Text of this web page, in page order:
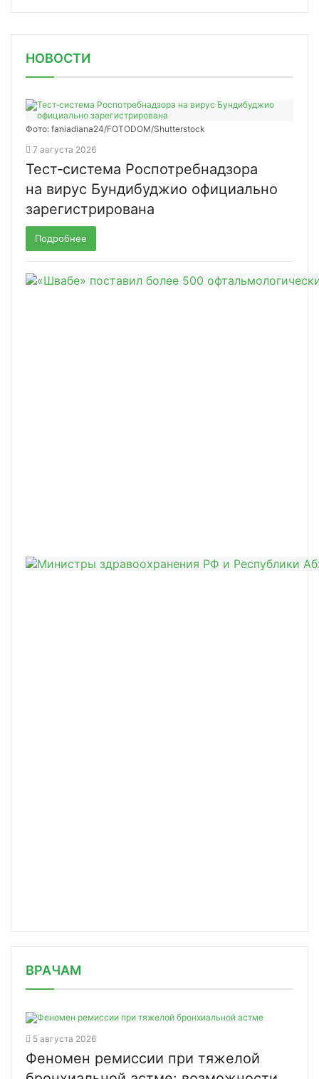
НОВОСТИ
Фото: faniadiana24/FOTODOM/Shutterstock
7 августа 2026
Тест‑система Роспотребнадзора
на вирус Бундибуджио официально
зарегистрирована
Подробнее
obrasheniy/
ВРАЧАМ
5 августа 2026
Феномен ремиссии при тяжелой